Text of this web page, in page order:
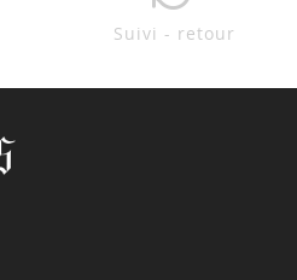
Suivi - retour